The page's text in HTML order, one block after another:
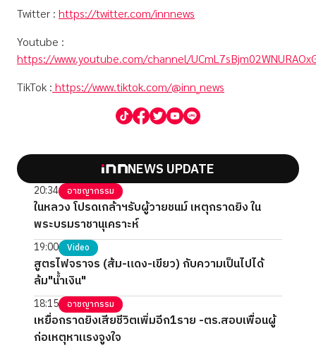
Twitter : https://twitter.com/innnews
Youtube :
https://www.youtube.com/channel/
TikTok : https://www.tiktok.com/@inn_news
NEWS UPDATE
20:34 อาชญากรรม
ในหลวง โปรดเกล้าฯรับผู้วายชนม์ เหตุกราดยิง ใน
พระบรมราชานุเคราะห์
19:00 Video
สูตรไฟจราจร (ส้ม-แดง-เขียว) กับความเป็นไปได้
ล้ม"น้ำเงิน"
18:15 อาชญากรรม
เหยื่อกราดยิงเสียชีวิตเพิ่มอีก1ราย -ตร.สอบเพื่อนผู้
ก่อเหตุหาแรงจูงใจ